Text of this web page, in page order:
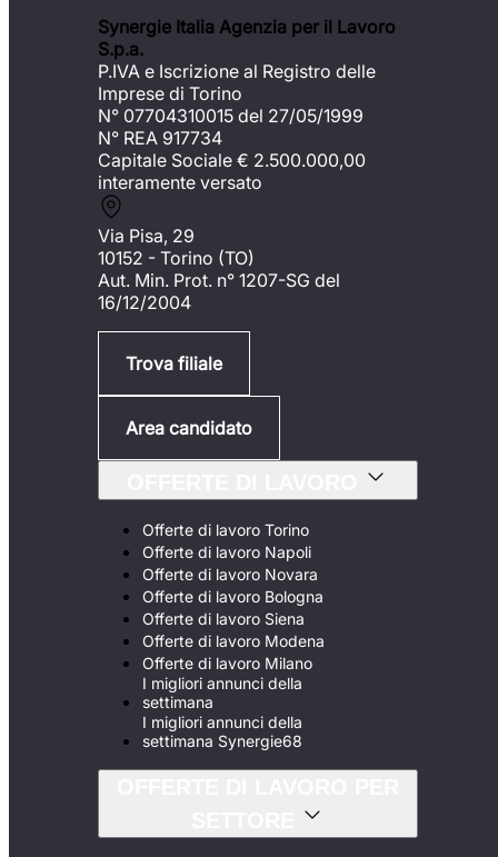
Synergie Italia Agenzia per il Lavoro
S.p.a.
P.IVA e Iscrizione al Registro delle
Imprese di Torino
N° 07704310015 del 27/05/1999
N° REA 917734
Capitale Sociale € 2.500.000,00
interamente versato
Via Pisa, 29
10152 - Torino (TO)
Aut. Min. Prot. n° 1207-SG del
16/12/2004
Trova filiale
Area candidato
Offerte di lavoro Torino
Offerte di lavoro Napoli
Offerte di lavoro Novara
Offerte di lavoro Bologna
Offerte di lavoro Siena
Offerte di lavoro Modena
Offerte di lavoro Milano
I migliori annunci della
settimana
I migliori annunci della
settimana Synergie68